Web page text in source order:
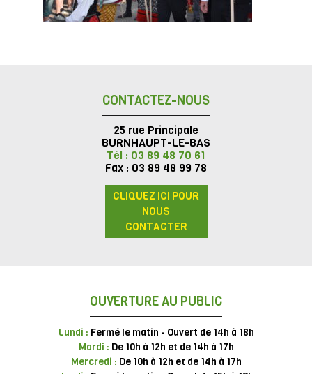
CONTACTEZ-NOUS
25 rue Principale
BURNHAUPT-LE-BAS
Tél : 03 89 48 70 61
Fax : 03 89 48 99 78
CLIQUEZ ICI POUR
NOUS
CONTACTER
OUVERTURE AU PUBLIC
Lundi : Fermé le matin - Ouvert de 14h à 18h
Mardi : De 10h à 12h et de 14h à 17h
Mercredi : De 10h à 12h et de 14h à 17h